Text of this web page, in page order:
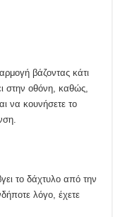
βάζοντας κάτι
στην οθόνη, καθώς,
να κουνήσετε το
το δάχτυλο από την
λόγο, έχετε